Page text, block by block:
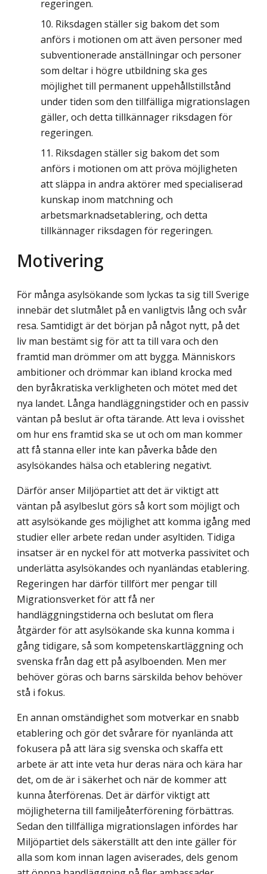
regeringen.
Riksdagen ställer sig bakom det som
anförs i motionen om att även personer med
subventionerade anställningar och personer
som deltar i högre utbildning ska ges
möjlighet till permanent uppehållstillstånd
under tiden som den tillfälliga migrationslagen
gäller, och detta tillkännager riksdagen för
regeringen.
Riksdagen ställer sig bakom det som
anförs i motionen om att pröva möjligheten
att släppa in andra aktörer med specialiserad
kunskap inom matchning och
arbetsmarknadsetablering, och detta
tillkännager riksdagen för regeringen.
Motivering
För många asylsökande som lyckas ta sig till Sverige
innebär det slutmålet på en vanligtvis lång och svår
resa. Samtidigt är det början på något nytt, på det
liv man bestämt sig för att ta till vara och den
framtid man drömmer om att bygga. Människors
ambitioner och drömmar kan ibland krocka med
den byråkratiska verkligheten och mötet med det
nya landet. Långa handläggningstider och en passiv
väntan på beslut är ofta tärande. Att leva i ovisshet
om hur ens framtid ska se ut och om man kommer
att få stanna eller inte kan påverka både den
asylsökandes hälsa och etablering negativt.
Därför anser Miljöpartiet att det är viktigt att
väntan på asylbeslut görs så kort som möjligt och
att asylsökande ges möjlighet att komma igång med
studier eller arbete redan under asyltiden. Tidiga
insatser är en nyckel för att motverka passivitet och
underlätta asylsökandes och nyanländas etablering.
Regeringen har därför tillfört mer pengar till
Migrationsverket för att få ner
handläggningstiderna och beslutat om flera
åtgärder för att asylsökande ska kunna komma i
gång tidigare, så som kompetenskartläggning och
svenska från dag ett på asylboenden. Men mer
behöver göras och barns särskilda behov behöver
stå i fokus.
En annan omständighet som motverkar en snabb
etablering och gör det svårare för nyanlända att
fokusera på att lära sig svenska och skaffa ett
arbete är att inte veta hur deras nära och kära har
det, om de är i säkerhet och när de kommer att
kunna återförenas. Det är därför viktigt att
möjligheterna till familjeåterförening förbättras.
Sedan den tillfälliga migrationslagen infördes har
Miljöpartiet dels säkerställt att den inte gäller för
alla som kom innan lagen aviserades, dels genom